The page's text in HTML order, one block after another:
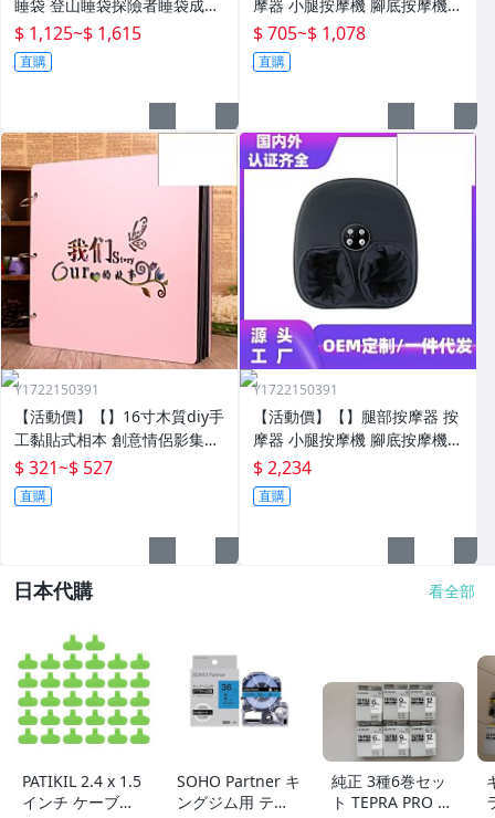
睡袋 登山睡袋探險者睡袋成人
冬季加厚防寒加大戶外露營大
人抗寒四季通用款保暖
$ 1,125~$ 1,615
直購
摩器 小腿按摩機 腳底按摩機
深層按摩儀 小腿按摩儀全自動
揉捏腿部按摩器全腿底腳熱敷
腳部足底
$ 705~$ 1,078
直購
Y1722150391
【活動價】【】16寸木質diy手
工黏貼式相本 創意情侶影集紀
念收藏冊送男女朋友
$ 321~$ 527
直購
Y1722150391
【活動價】【】腿部按摩器 按
摩器 小腿按摩機 腳底按摩機
深層按摩軟體全自動足療機穴
位揉捏家用按腳器腳部腿部足
底足部腳底
$ 2,234
直購
日本代購 看全部
PATIKIL 2.4 x 1.5
インチ ケーブル
SOHO Partner キ
ングジム用 テプ
純正 3種6巻セッ
ト TEPRA PRO 6